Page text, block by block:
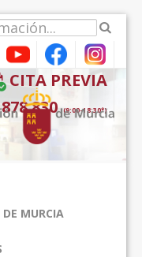
CITA PREVIA
830 (9:00-18:30*)
MURCIA